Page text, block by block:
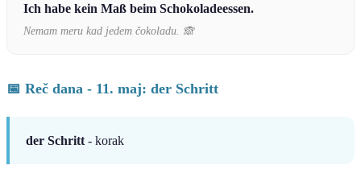
Ich habe kein Maß beim Schokoladeessen.
Nemam meru kad jedem čokoladu. 🙈
📅 Reč dana - 11. maj: der Schritt
der Schritt - korak